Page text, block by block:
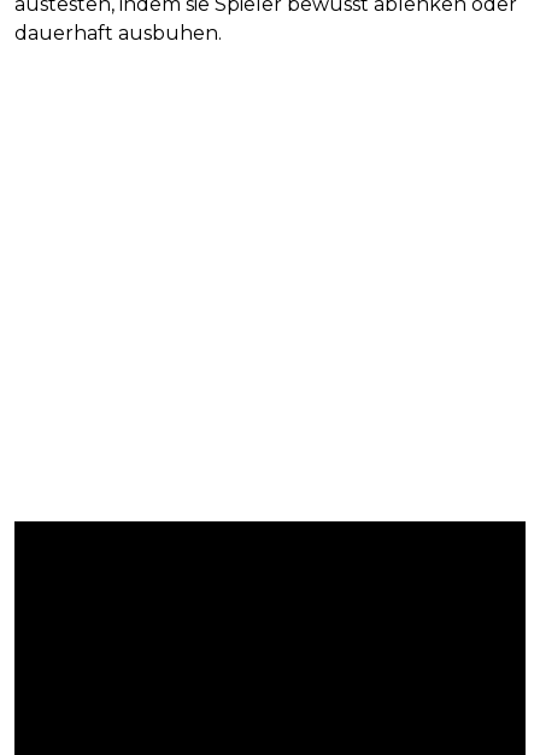
austesten, indem sie Spieler bewusst ablenken oder
dauerhaft ausbuhen.